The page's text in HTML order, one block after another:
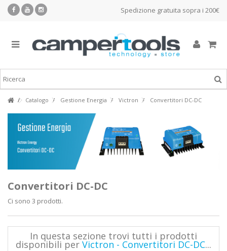
Spedizione gratuita sopra i 200€
Catalogo Gestione Energia Victron Convertitori DC-DC
Convertitori DC-DC
Ci sono 3 prodotti.
In questa sezione trovi tutti i prodotti
disponibili per Victron - Convertitori DC-DC...